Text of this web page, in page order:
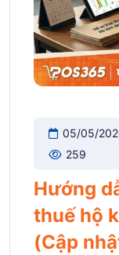
05/05/
259
Hướng
thuế hộ
(Cập